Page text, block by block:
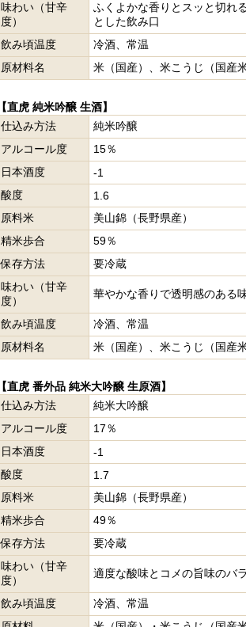
味わい（甘辛
度）
ふくよかな香りとスッと切れ
とした飲み口
飲み頃温度
冷酒、常温
原材料名
米（国産）、米こうじ（国産米
【直虎 純米吟醸 生酒】
仕込み方法
純米吟醸
アルコール度
15％
日本酒度
-1
酸度
1.6
原料米
美山錦（長野県産）
精米歩合
59％
保存方法
要冷蔵
味わい（甘辛
度）
華やかな香りで透明感のある
飲み頃温度
冷酒、常温
原材料名
米（国産）、米こうじ（国産米
【直虎 番外品 純米大吟醸 生原酒】
仕込み方法
純米大吟醸
アルコール度
17％
日本酒度
-1
酸度
1.7
原料米
美山錦（長野県産）
精米歩合
49％
保存方法
要冷蔵
味わい（甘辛
度）
適度な酸味とコメの旨味のバ
飲み頃温度
冷酒、常温